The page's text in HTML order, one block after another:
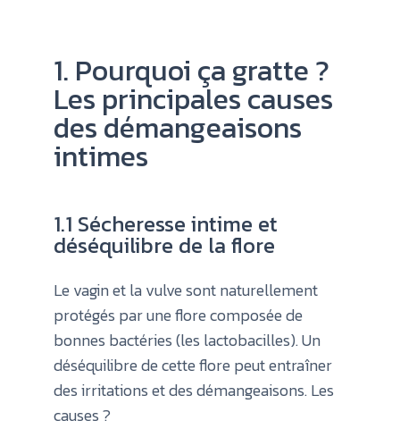
1. Pourquoi ça gratte ?
Les principales causes
des démangeaisons
intimes
1.1 Sécheresse intime et
déséquilibre de la flore
Le vagin et la vulve sont naturellement
protégés par une flore composée de
bonnes bactéries (les lactobacilles). Un
déséquilibre de cette flore peut entraîner
des irritations et des démangeaisons. Les
causes ?